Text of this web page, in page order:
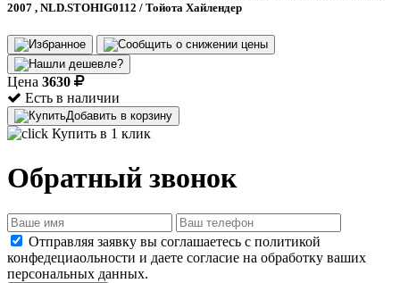
2007 , NLD.STOHIG0112 / Тойота Хайлендер
Цена 3630
Есть в наличии
Добавить в корзину
Купить в 1 клик
Обратный звонок
Отправляя заявку вы соглашаетесь с политикой
конфедециаольности и даете согласие на обработку ваших
персональных данных.